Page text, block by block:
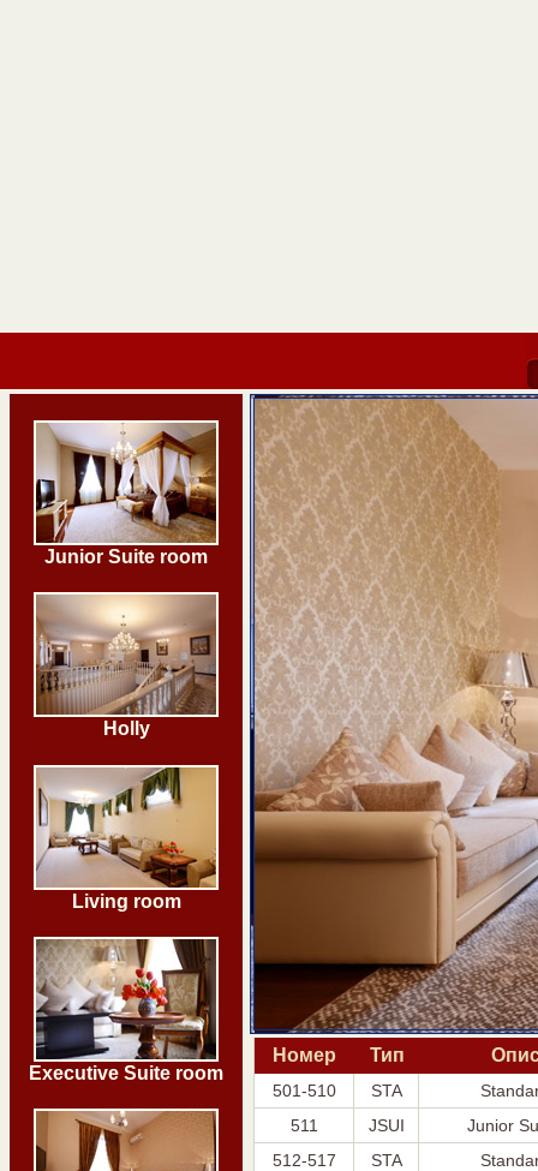
Junior Suite room
Holly
Living room
Executive Suite room
Номер Тип
501-510 STA
511
JSUI
Junior
512-517
STA